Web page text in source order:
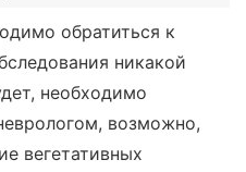
обратиться к
никакой
необходимо
возможно,
вегетативных